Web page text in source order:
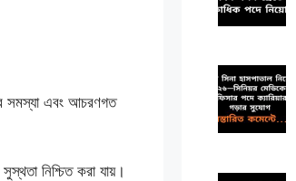
সমস্যা এবং আচরণগত
নিশ্চিত করা যায়।